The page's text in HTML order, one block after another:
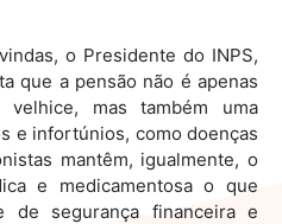
o Presidente do INPS,
que a pensão não é apenas
mas também uma
e infortúnios, como doenças
mantêm, igualmente, o
e medicamentosa o que
de segurança financeira e